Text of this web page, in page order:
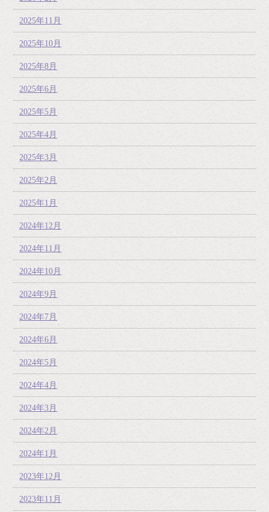
2025年11月
2025年10月
2025年8月
2025年6月
2025年5月
2025年4月
2025年3月
2025年2月
2025年1月
2024年12月
2024年11月
2024年10月
2024年9月
2024年7月
2024年6月
2024年5月
2024年4月
2024年3月
2024年2月
2024年1月
2023年12月
2023年11月